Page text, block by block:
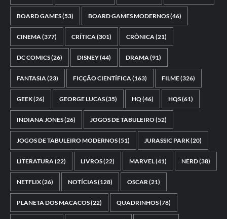
BOARD GAMES(53) BOARD GAMES MODERNOS(46)
CINEMA(377) CRÍTICA(301) CRÔNICA(21)
DC COMICS(26) DISNEY(44) DRAMA(91)
FANTASIA(23) FICÇÃO CIENTÍFICA(163) FILME(326)
GEEK(26) GEORGE LUCAS(35) HQ(46) HQS(61)
INDIANA JONES(26) JOGOS DE TABULEIRO(52)
JOGOS DE TABULEIRO MODERNOS(51) JURASSIC PARK(20)
LITERATURA(22) LIVROS(22) MARVEL(41) NERD(38)
NETFLIX(26) NOTÍCIAS(128) OSCAR(21)
PLANETA DOS MACACOS(22) QUADRINHOS(78)